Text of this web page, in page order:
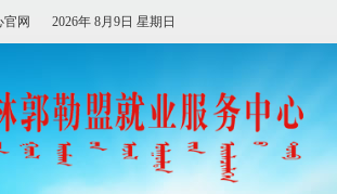
网 2026年 8月9日 星期日